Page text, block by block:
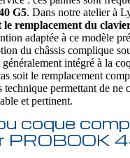
G5. Dans notre atelier à
le remplacement du
adaptée à ce modèle
du châssis complique
intégré à la
soit le remplacement
permettant de ne
et pertinent.
coque
PROBOOK